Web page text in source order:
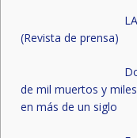
(Revista de prensa)
de mil muertos y
en más de un siglo